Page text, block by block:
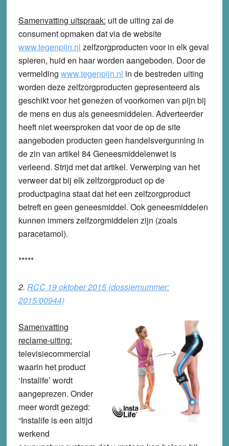
Samenvatting uitspraak: uit de uiting zal de
consument opmaken dat via de website
www.tegenpijn.nl zelfzorgproducten voor in elk geval
spieren, huid en haar worden aangeboden. Door de
vermelding www.tegenpijn.nl in de bestreden uiting
worden deze zelfzorgproducten gepresenteerd als
geschikt voor het genezen of voorkomen van pijn bij
de mens en dus als geneesmiddelen. Adverteerder
heeft niet weersproken dat voor de op de site
aangeboden producten geen handelsvergunning in
de zin van artikel 84 Geneesmiddelenwet is
verleend. Strijd met dat artikel. Verwerping van het
verweer dat bij elk zelfzorgproduct op de
productpagina staat dat het een zelfzorgproduct
betreft en geen geneesmiddel. Ook geneesmiddelen
kunnen immers zelfzorgmiddelen zijn (zoals
paracetamol).
*****
2. RCC 19 oktober 2015 (dossiernummer:
2015/00944)
Samenvatting
reclame-uiting:
televisiecommercial
waarin het product
‘Instalife’ wordt
aangeprezen. Onder
meer wordt gezegd:
“Instalife is een altijd
werkend